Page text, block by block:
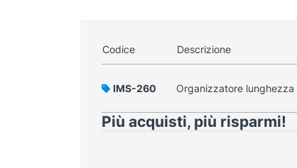
Codice Descrizione
IMS-260 Organizzatore lunghezza
Più acquisti, più risparmi!